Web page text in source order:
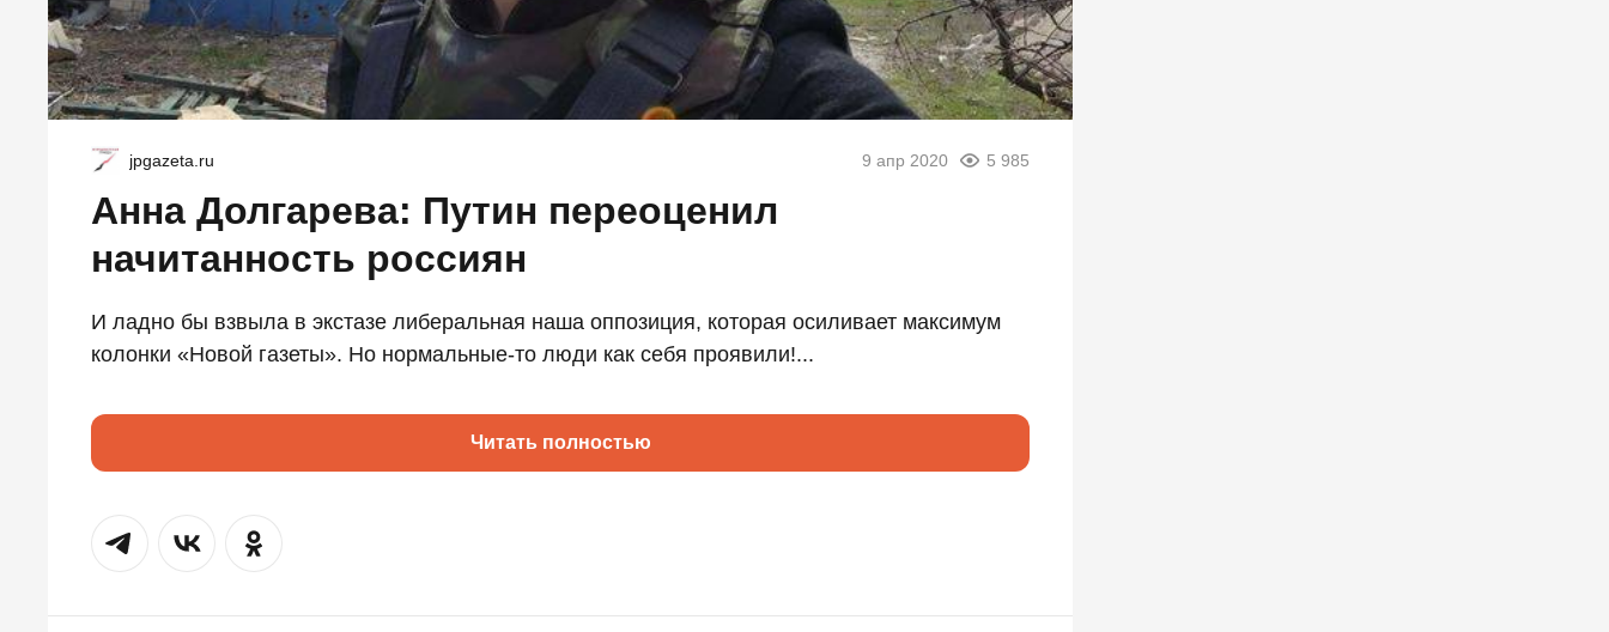
jpgazeta.ru 9 апр 2020 5 985
Анна Долгарева: Путин переоценил
начитанность россиян
И ладно бы взвыла в экстазе либеральная наша оппозиция, которая осиливает максимум
колонки «Новой газеты». Но нормальные-то люди как себя проявили!...
Читать полностью